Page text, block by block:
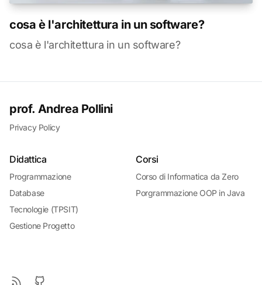
cosa è l'architettura in un software?
cosa è l'architettura in un software?
prof. Andrea Pollini
Privacy Policy
Didattica
Programmazione
Database
Tecnologie (TPSIT)
Gestione Progetto
Corsi
Corso di Informatica da Zero
Porgrammazione OOP in Java